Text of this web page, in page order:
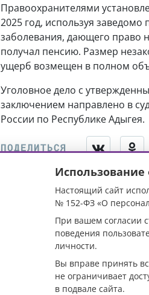
Правоохранителями
2025 год, используя
заболевания, дающего право
получал пенсию. Размер
ущерб возмещен в полном
Уголовное дело с
заключением направлено в
России по Республике Адыгея.
На
выписали
Настоящий сайт
№ 152-ФЗ «О
При вашем согласии
поведения
личности.
Вы вправе принять
не ограничивает
в подвале сайта.